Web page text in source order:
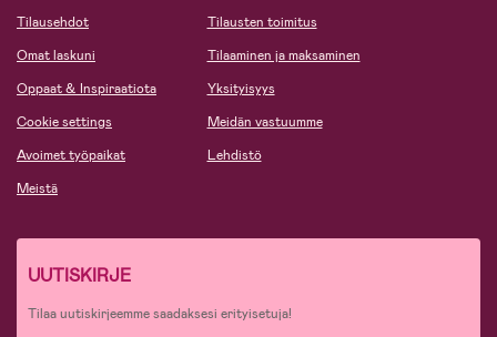
Tilausehdot
Omat laskuni
Oppaat & Inspiraatiota
Cookie settings
Avoimet työpaikat
Meistä
Tilausten toimitus
Tilaaminen ja maksaminen
Yksityisyys
Meidän vastuumme
Lehdistö
UUTISKIRJE
Tilaa uutiskirjeemme saadaksesi erityisetuja!